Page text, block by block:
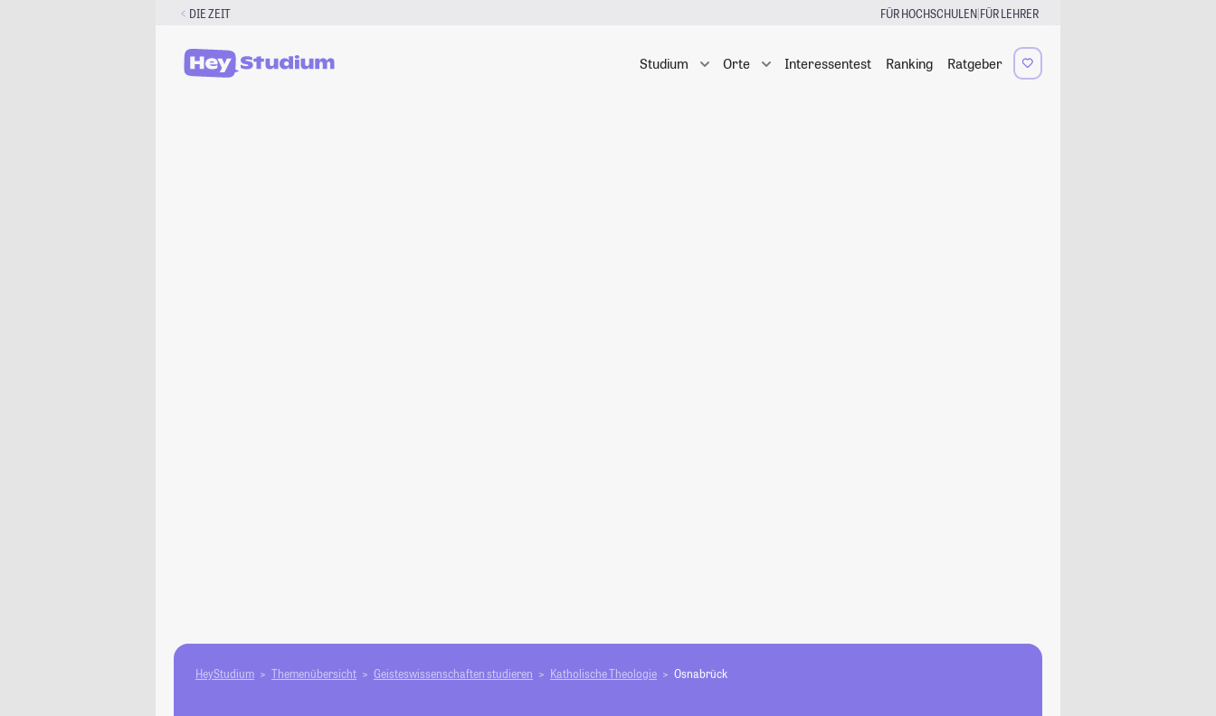
DIE ZEIT FÜR HOCHSCHULEN|FÜR LEHRER
Studium Orte Interessentest Ranking Ratgeber
HeyStudium Themenübersicht Geisteswissenschaften studieren Katholische Theologie Osnabrück